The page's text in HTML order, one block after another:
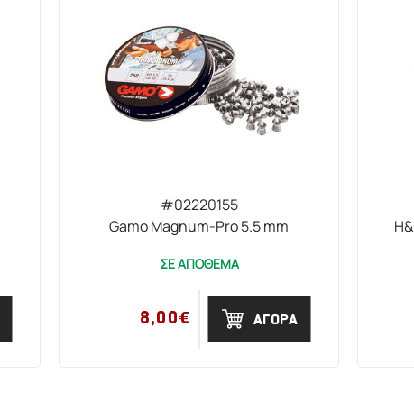
#02220155
Gamo Magnum-Pro 5.5 mm
ΣΕ ΑΠΟΘΕΜΑ
8,00€ ΑΓΟΡΑ